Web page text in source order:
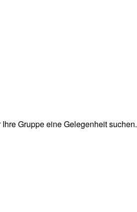
Gruppe eine Gelegenheit suchen.